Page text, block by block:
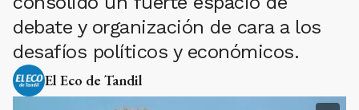
debate y organización de cara a los
desafíos políticos y económicos.
El Eco de Tandil